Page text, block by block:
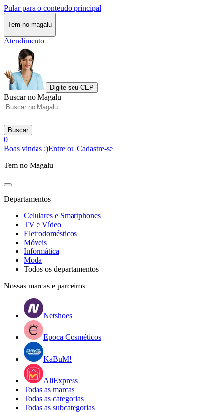
Pular para o conteudo principal
Tem no magalu
Atendimento
Digite seu CEP
Buscar no Magalu
Buscar
0
Boas vindas :)Entre ou Cadastre-se
Tem no Magalu
Departamentos
Celulares e Smartphones
TV e Vídeo
Eletrodomésticos
Móveis
Informática
Moda
Todos os departamentos
Nossas marcas e parceiros
Netshoes
Epoca Cosméticos
KaBuM!
AliExpress
Todas as marcas
Todas as categorias
Todas as subcategorias